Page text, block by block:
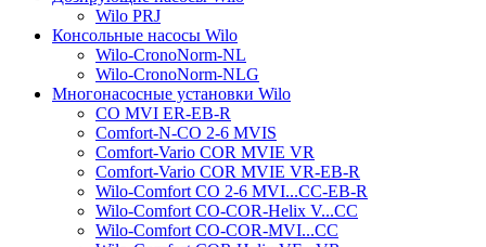
Wilo PRJ
Консольные насосы Wilo
Wilo-CronoNorm-NL
Wilo-CronoNorm-NLG
Многонасосные установки Wilo
CO MVI ER-EB-R
Comfort-N-CO 2-6 MVIS
Comfort-Vario COR MVIE VR
Comfort-Vario COR MVIE VR-EB-R
Wilo-Comfort CO 2-6 MVI...CC-EB-R
Wilo-Comfort CO-COR-Helix V...CC
Wilo-Comfort CO-COR-MVI...CC